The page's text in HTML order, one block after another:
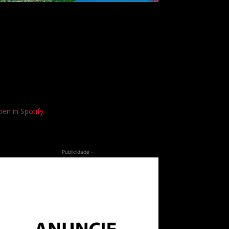
in Spotify
- Publicidade -